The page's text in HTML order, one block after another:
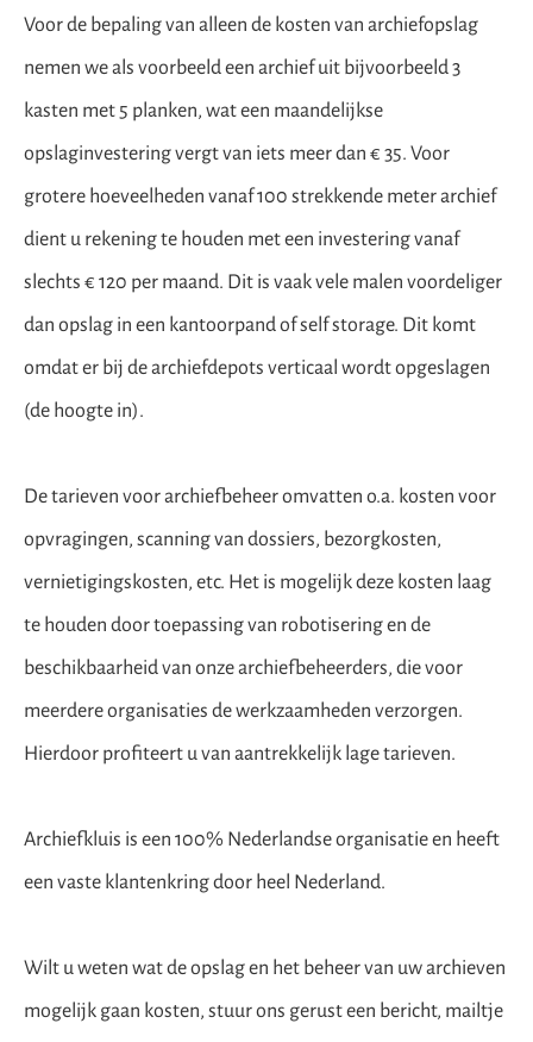
Voor de bepaling van alleen de kosten van archiefopslag
nemen we als voorbeeld een archief uit bijvoorbeeld 3
kasten met 5 planken, wat een maandelijkse
opslaginvestering vergt van iets meer dan € 35. Voor
grotere hoeveelheden vanaf 100 strekkende meter archief
dient u rekening te houden met een investering vanaf
slechts € 120 per maand. Dit is vaak vele malen voordeliger
dan opslag in een kantoorpand of self storage. Dit komt
omdat er bij de archiefdepots verticaal wordt opgeslagen
(de hoogte in).
De tarieven voor archiefbeheer omvatten o.a. kosten voor
opvragingen, scanning van dossiers, bezorgkosten,
vernietigingskosten, etc. Het is mogelijk deze kosten laag
te houden door toepassing van robotisering en de
beschikbaarheid van onze archiefbeheerders, die voor
meerdere organisaties de werkzaamheden verzorgen.
Hierdoor profiteert u van aantrekkelijk lage tarieven.
Archiefkluis is een 100% Nederlandse organisatie en heeft
een vaste klantenkring door heel Nederland.
Wilt u weten wat de opslag en het beheer van uw archieven
mogelijk gaan kosten, stuur ons gerust een bericht, mailtje